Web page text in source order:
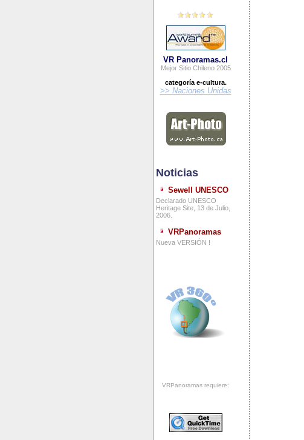
VR Panoramas.cl
Mejor Sitio Chileno 2005
categoría e-cultura.
>> Naciones Unidas
Noticias
Sewell UNESCO
Declarado UNESCO
Heritage Site, 13 de Julio,
2006.
VRPanoramas
Nueva VERSIÓN !
VRPanoramas requiere: